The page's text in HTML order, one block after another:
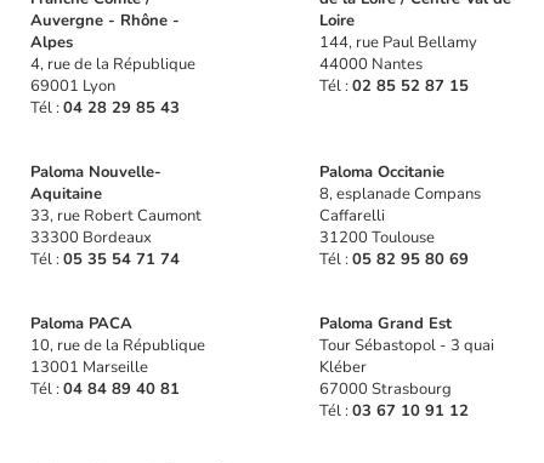
Auvergne - Rhône -
Alpes
4, rue de la République
69001 Lyon
Tél : 04 28 29 85 43
Loire
144, rue Paul Bellamy
44000 Nantes
Tél : 02 85 52 87 15
Paloma Nouvelle-
Aquitaine
33, rue Robert Caumont
33300 Bordeaux
Tél : 05 35 54 71 74
Paloma Occitanie
8, esplanade Compans
Caffarelli
31200 Toulouse
Tél : 05 82 95 80 69
Paloma PACA
10, rue de la République
13001 Marseille
Tél : 04 84 89 40 81
Paloma Grand Est
Tour Sébastopol - 3 quai
Kléber
67000 Strasbourg
Tél : 03 67 10 91 12